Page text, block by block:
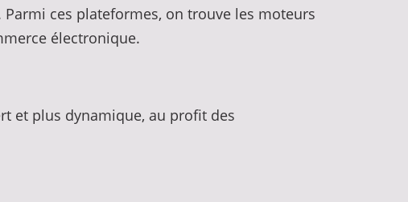
ces plateformes, on trouve les moteurs
électronique.
et plus dynamique, au profit des